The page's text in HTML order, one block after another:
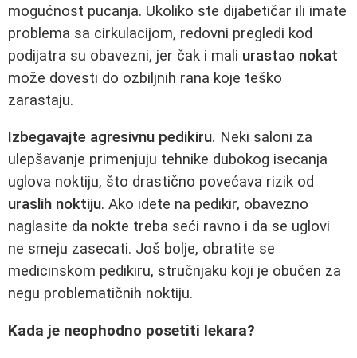
mogućnost pucanja. Ukoliko ste dijabetičar ili imate
problema sa cirkulacijom, redovni pregledi kod
podijatra su obavezni, jer čak i mali urastao nokat
može dovesti do ozbiljnih rana koje teško
zarastaju.
Izbegavajte agresivnu pedikiru. Neki saloni za
ulepšavanje primenjuju tehnike dubokog isecanja
uglova noktiju, što drastično povećava rizik od
uraslih noktiju. Ako idete na pedikir, obavezno
naglasite da nokte treba seći ravno i da se uglovi
ne smeju zasecati. Još bolje, obratite se
medicinskom pedikiru, stručnjaku koji je obučen za
negu problematičnih noktiju.
Kada je neophodno posetiti lekara?